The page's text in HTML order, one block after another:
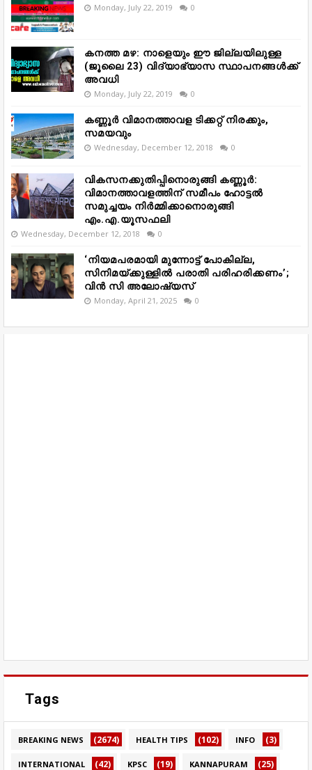
Monday, July 22, 2019 0
കനത്ത മഴ: നാളെയും ഈ ജില്ലയിലുള്ള
(ജൂലൈ 23) വിദ്യാഭ്യാസ സ്ഥാപനങ്ങൾക്ക്
അവധി
Monday, July 22, 2019 0
കണ്ണൂർ വിമാനത്താവള ടിക്കറ്റ് നിരക്കും,
സമയവും
Wednesday, December 12, 2018 0
വികസനക്കുതിപ്പിനൊരുങ്ങി കണ്ണൂർ:
വിമാനത്താവളത്തിന് സമീപം ഹോട്ടൽ
സമുച്ചയം നിർമ്മിക്കാനൊരുങ്ങി
എം.എ.യൂസഫലി
Wednesday, December 12, 2018 0
‘നിയമപരമായി മുന്നോട്ട് പോകില്ല,
സിനിമയ്ക്കുള്ളിൽ പരാതി പരിഹരിക്കണം’;
വിൻ സി അലോഷ്യസ്
Monday, April 21, 2025 0
Tags
BREAKING NEWS (2674) HEALTH TIPS (102) INFO (3)
INTERNATIONAL (42) KPSC (19) KANNAPURAM (25)